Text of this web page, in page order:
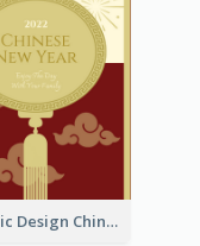
Graphic Design Chinese New Year Greeting Card With Decorations